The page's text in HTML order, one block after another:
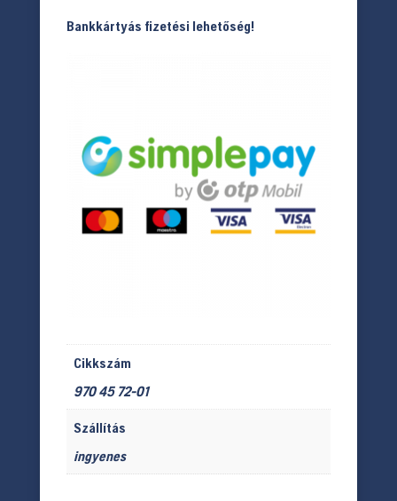
Bankkártyás fizetési lehetőség!
Cikkszám
970 45 72-01
Szállítás
ingyenes